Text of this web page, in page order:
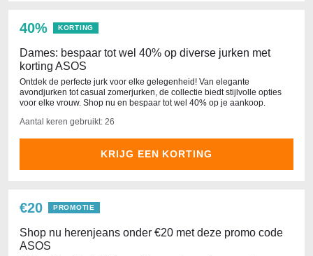
40% KORTING
Dames: bespaar tot wel 40% op diverse jurken met
korting ASOS
Ontdek de perfecte jurk voor elke gelegenheid! Van elegante
avondjurken tot casual zomerjurken, de collectie biedt stijlvolle opties
voor elke vrouw. Shop nu en bespaar tot wel 40% op je aankoop.
Aantal keren gebruikt: 26
KRIJG EEN KORTING
€20 PROMOTIE
Shop nu herenjeans onder €20 met deze promo code
ASOS